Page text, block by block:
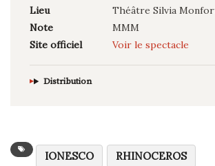
Lieu
Théâtre Silvia
Note
MMM
Site officiel
Voir le spectacle
Distribution
IONESCO
RHINOCEROS